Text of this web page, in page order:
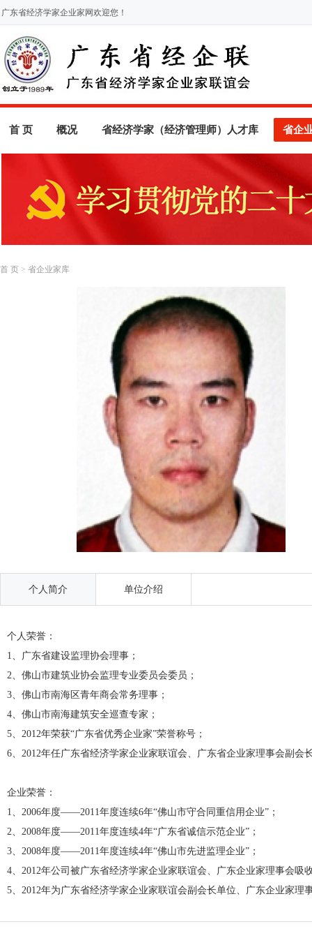
广东省经济学家企业家网欢迎您！
首 页 概况 省经济学家（经济管理师）人才库 省企
首 页 > 省企业家库
个人简介 单位介绍
个人荣誉：
1、广东省建设监理协会理事；
2、佛山市建筑业协会监理专业委员会委员；
3、佛山市南海区青年商会常务理事；
4、佛山市南海建筑安全巡查专家；
5、2012年荣获“广东省优秀企业家”荣誉称号；
6、2012年任广东省经济学家企业家联谊会、广东省企业家理事会副会
企业荣誉：
1、2006年度——2011年度连续6年“佛山市守合同重信用企业”；
2、2008年度——2011年度连续4年“广东省诚信示范企业”；
3、2008年度——2011年度连续4年“佛山市先进监理企业”；
4、2012年公司被广东省经济学家企业家联谊会、广东企业家理事会吸
5、2012年为广东省经济学家企业家联谊会副会长单位、广东企业家